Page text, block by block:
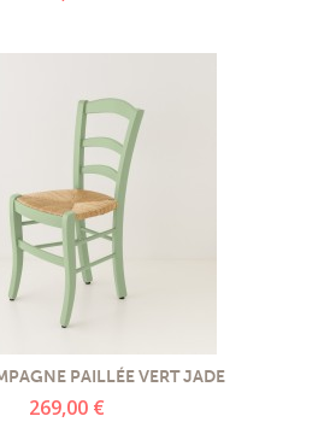
PAILLÉE VERT JADE
269,00 €